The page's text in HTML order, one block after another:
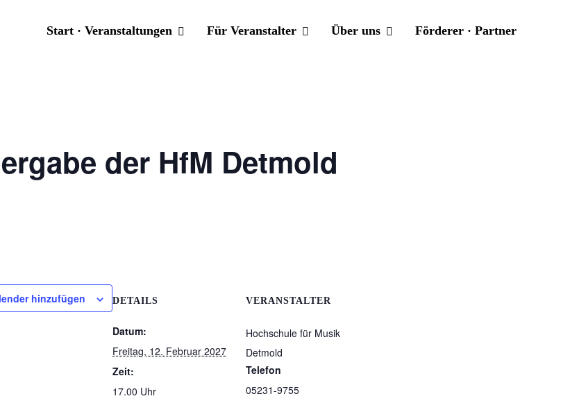
Start · Veranstaltungen Für Veranstalter Über uns Förderer · Partner
der HfM Detmold
hinzufügen DETAILS
Datum:
Freitag, 12. Februar 2027
Zeit:
17.00 Uhr
VERANSTALTER
Hochschule für Musik
Detmold
Telefon
05231-9755